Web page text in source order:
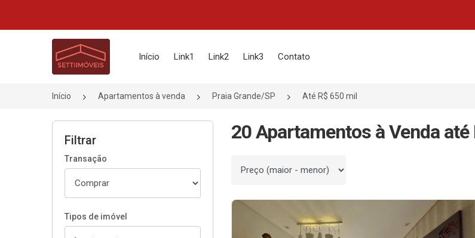
Página inicial
Início Link1 Link2 Link3 Contato
Início Apartamentos à venda Praia Grande/SP Até R$ 650 mil
Filtrar
Transação
Tipos de imóvel
20 Apartamentos à Venda
Ordenar por